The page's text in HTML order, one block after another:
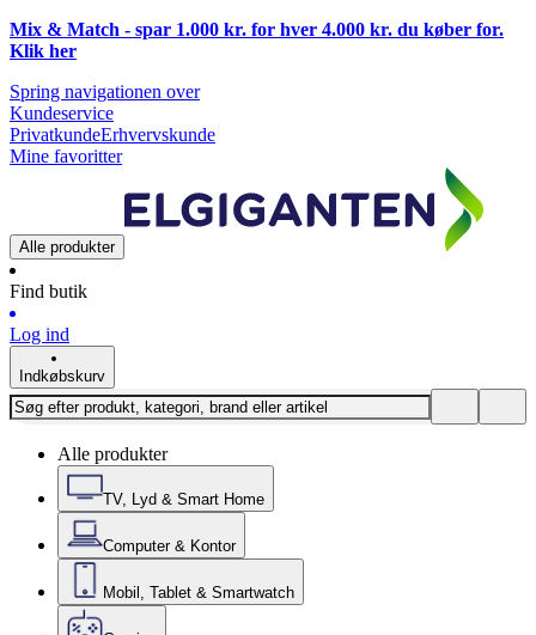
Mix & Match - spar 1.000 kr. for hver 4.000 kr. du køber for.
Klik her
Spring navigationen over
Kundeservice
PrivatkundeErhvervskunde
Mine favoritter
Alle produkter
Find butik
Log ind
Indkøbskurv
Alle produkter
TV, Lyd & Smart Home
Computer & Kontor
Mobil, Tablet & Smartwatch